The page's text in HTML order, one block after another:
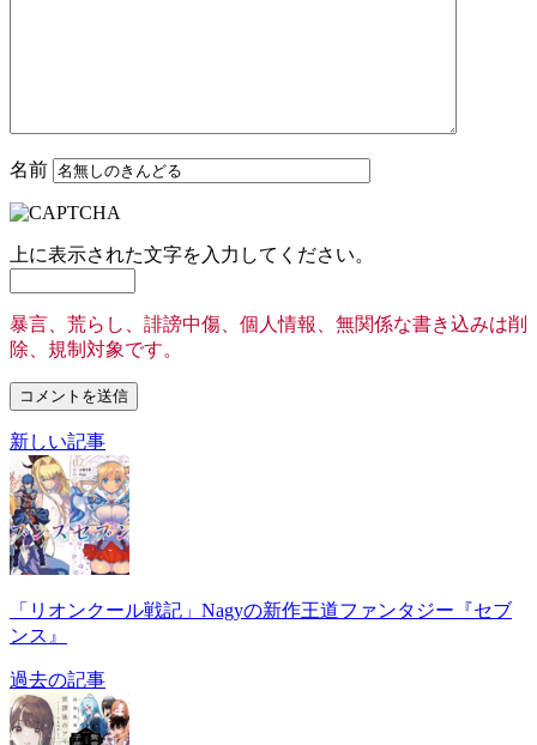
名前
上に表示された文字を入力してください。
暴言、荒らし、誹謗中傷、個人情報、無関係な書き込みは削
除、規制対象です。
新しい記事
「リオンクール戦記」Nagyの新作王道ファンタジー『セブ
ンス』
過去の記事